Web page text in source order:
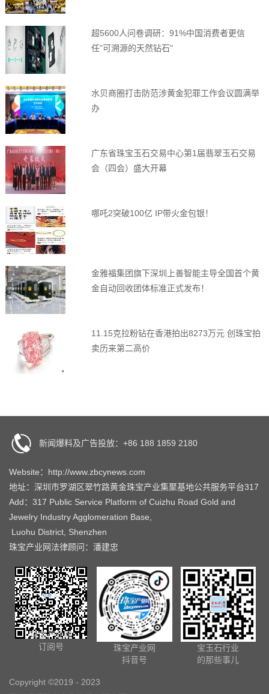
超5600人问卷调研：91%中国消费者更信
任"可溯源的天然钻石"
水贝商圈打击防范涉黄金犯罪工作会议圆满举
办
广东省珠宝玉石交易中心第1届翡翠玉石交易
会（四会）盛大开幕
哪吒2突破100亿 IP带火金包银！
金雅福集团旗下深圳上善智能主导全国首个黄
金自动回收团体标准正式发布！
11.15克拉粉钻在香港拍出8273万元 创珠宝拍
卖历来第二高价
新闻爆料及广告投放：+86 188 1859 2180
Website：http://www.zbcynews.com
地址：深圳市罗湖区翠竹路黄金珠宝产业集聚基地公共服务平台317
Add：317 Public Service Platform of Cuizhu Road Gold and
Jewelry Industry Agglomeration Base,
Luohu District, Shenzhen
珠宝产业网法律顾问：潘建忠
珠宝产业网
订阅号
珠宝产业网
抖音号
宝玉石行业
的那些事儿
Copyright ©2019 - 2023